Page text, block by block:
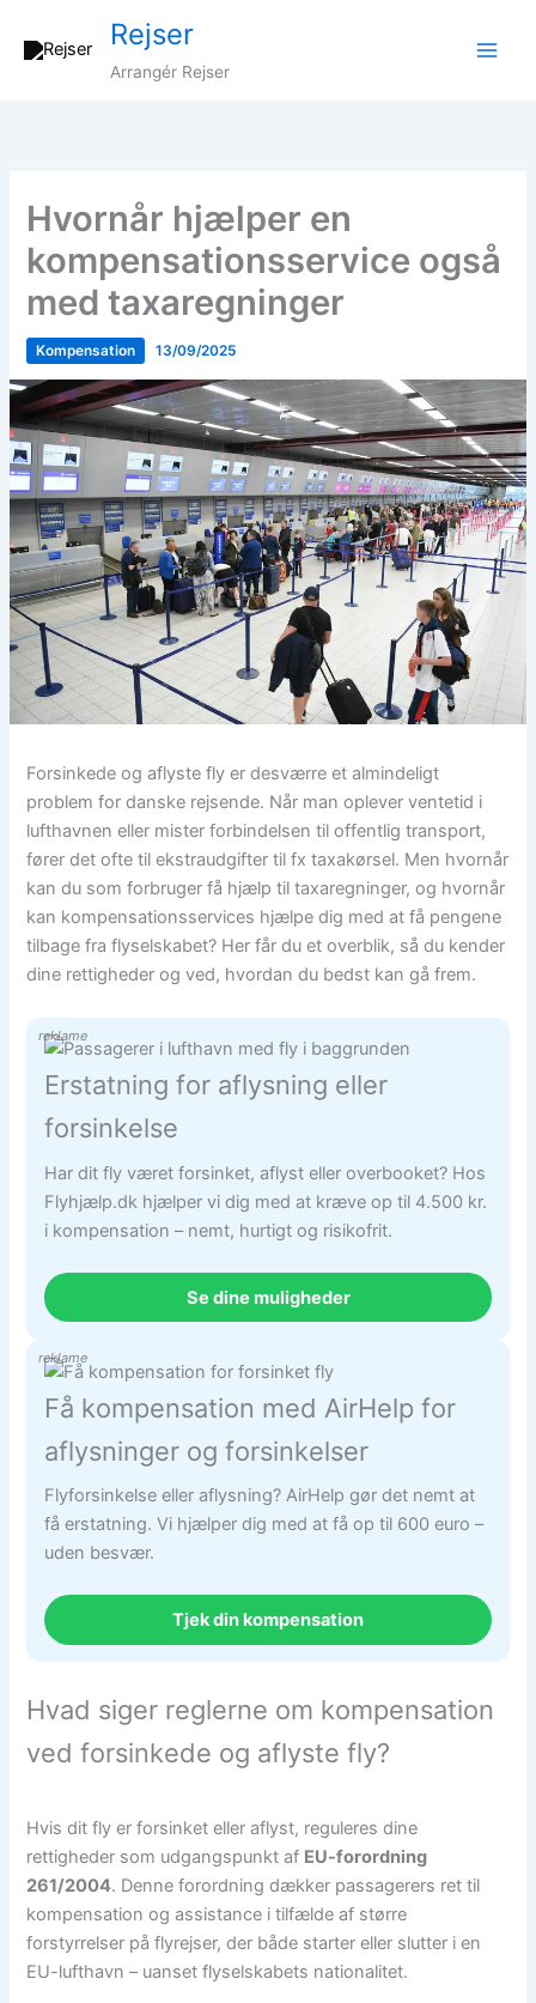
Rejser
Arrangér Rejser
Hvornår hjælper en
kompensationsservice også
med taxaregninger
Kompensation 13/09/2025
Forsinkede og aflyste fly er desværre et almindeligt
problem for danske rejsende. Når man oplever ventetid i
lufthavnen eller mister forbindelsen til offentlig transport,
fører det ofte til ekstraudgifter til fx taxakørsel. Men hvornår
kan du som forbruger få hjælp til taxaregninger, og hvornår
kan kompensationsservices hjælpe dig med at få pengene
tilbage fra flyselskabet? Her får du et overblik, så du kender
dine rettigheder og ved, hvordan du bedst kan gå frem.
reklame
Erstatning for aflysning eller
forsinkelse
Har dit fly været forsinket, aflyst eller overbooket? Hos
Flyhjælp.dk hjælper vi dig med at kræve op til 4.500 kr.
i kompensation – nemt, hurtigt og risikofrit.
Se dine muligheder
reklame
Få kompensation med AirHelp for
aflysninger og forsinkelser
Flyforsinkelse eller aflysning? AirHelp gør det nemt at
få erstatning. Vi hjælper dig med at få op til 600 euro –
uden besvær.
Tjek din kompensation
Hvad siger reglerne om kompensation
ved forsinkede og aflyste fly?
Hvis dit fly er forsinket eller aflyst, reguleres dine
rettigheder som udgangspunkt af EU-forordning
261/2004. Denne forordning dækker passagerers ret til
kompensation og assistance i tilfælde af større
forstyrrelser på flyrejser, der både starter eller slutter i en
EU-lufthavn – uanset flyselskabets nationalitet.